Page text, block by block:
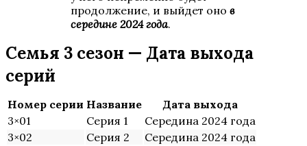
продолжение, и выйдет оно в
середине 2024 года.
Семья 3 сезон — Дата выхода
серий
Номер серии Название
Дата выхода
3×01
Серия 1
Середина 2024 года
3×02
Серия 2 Середина 2024 года